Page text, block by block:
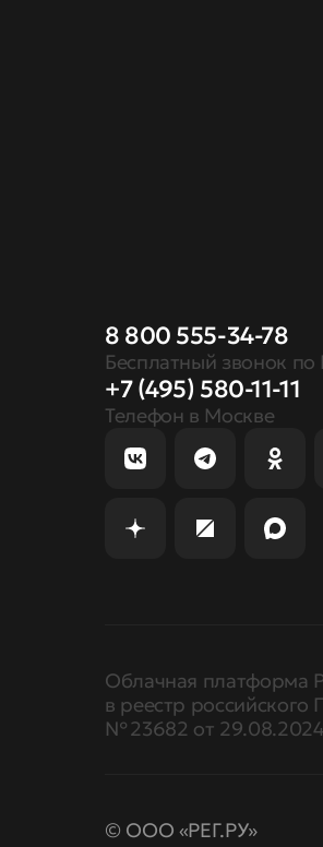
8 800 555-34-78
Бесплатный звонок по
+7 (495) 580-11-11
Телефон в Москве
Облачная платформа
в реестр российского
№ 23682 от 29.08.2024
© ООО «РЕГ.РУ»